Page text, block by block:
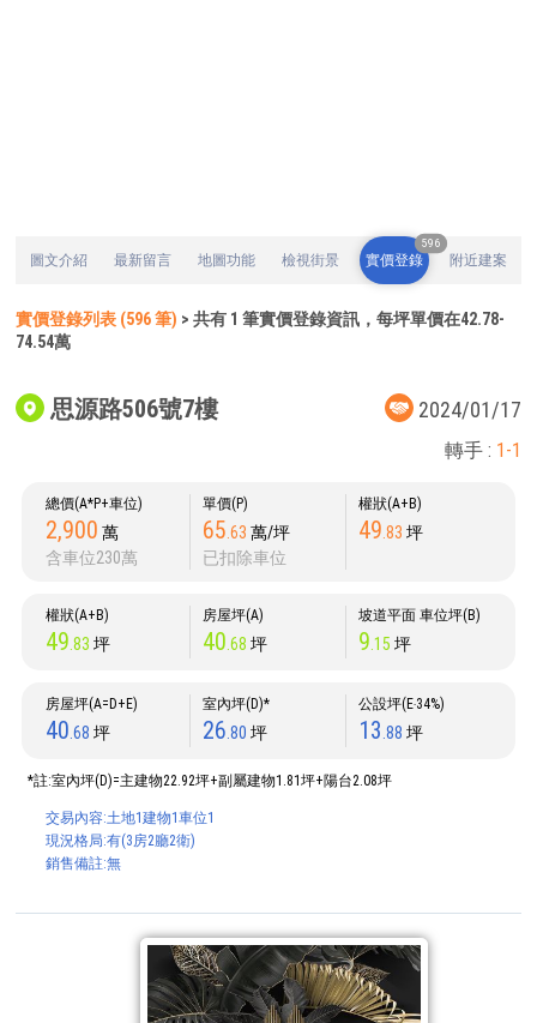
圖文介紹 最新留言 地圖功能 檢視街景 實價登錄
596
附近建案
實價登錄列表 (596 筆) > 共有 1 筆實價登錄資訊，每坪單價在42.78-
74.54萬
思源路506號7樓 2024/01/17
轉手 : 1-1
總價(A*P+車位)
2,900 萬
含車位230萬
單價(P)
65 .63 萬/坪
已扣除車位
權狀(A+B)
49 .83 坪
權狀(A+B)
49 .83 坪
房屋坪(A)
40 .68 坪
坡道平面 車位坪(B)
9 .15 坪
房屋坪(A=D+E)
40 .68 坪
室內坪(D)*
26 .80 坪
公設坪(E‧34%)
13 .88 坪
*註:室內坪(D)=主建物22.92坪+副屬建物1.81坪+陽台2.08坪
交易內容:土地1建物1車位1
現況格局:有(3房2廳2衛)
銷售備註:無